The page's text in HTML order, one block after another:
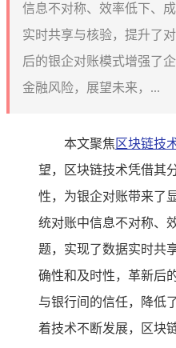
信息不对称、效率低下、
实时共享与核验，提升了
后的银企对账模式增强了
金融风险，展望未来，...
本文聚焦 区块链技
望，区块链技术凭借其
性，为银企对账带来了
统对账中信息不对称、
题，实现了数据实时共
确性和及时性，革新后
与银行间的信任，降低
着技术不断发展，区块